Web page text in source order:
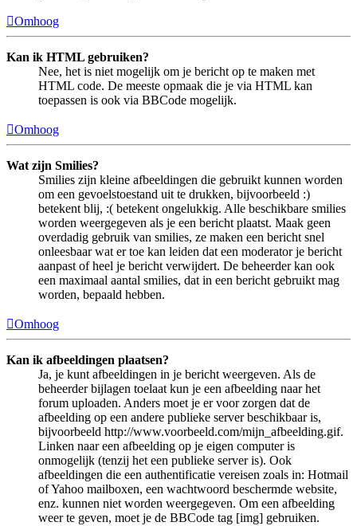
Omhoog
Kan ik HTML gebruiken?
Nee, het is niet mogelijk om je bericht op te maken met
HTML code. De meeste opmaak die je via HTML kan
toepassen is ook via BBCode mogelijk.
Omhoog
Wat zijn Smilies?
Smilies zijn kleine afbeeldingen die gebruikt kunnen worden
om een gevoelstoestand uit te drukken, bijvoorbeeld :)
betekent blij, :( betekent ongelukkig. Alle beschikbare smilies
worden weergegeven als je een bericht plaatst. Maak geen
overdadig gebruik van smilies, ze maken een bericht snel
onleesbaar wat er toe kan leiden dat een moderator je bericht
aanpast of heel je bericht verwijdert. De beheerder kan ook
een maximaal aantal smilies, dat in een bericht gebruikt mag
worden, bepaald hebben.
Omhoog
Kan ik afbeeldingen plaatsen?
Ja, je kunt afbeeldingen in je bericht weergeven. Als de
beheerder bijlagen toelaat kun je een afbeelding naar het
forum uploaden. Anders moet je er voor zorgen dat de
afbeelding op een andere publieke server beschikbaar is,
bijvoorbeeld http://www.voorbeeld.com/mijn_afbeelding.gif.
Linken naar een afbeelding op je eigen computer is
onmogelijk (tenzij het een publieke server is). Ook
afbeeldingen die een authentificatie vereisen zoals in: Hotmail
of Yahoo mailboxen, een wachtwoord beschermde website,
enz. kunnen niet worden weergegeven. Om een afbeelding
weer te geven, moet je de BBCode tag [img] gebruiken.